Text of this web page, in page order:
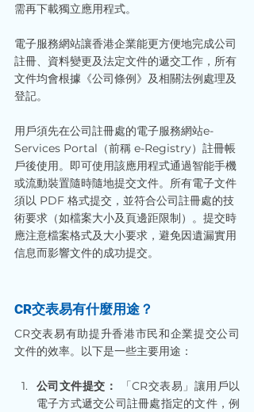
需再下載獨立應用程式。
電子服務網站讓香港企業能更方便地完成公司
註冊、資料變更及法定文件的遞交工作，所有
文件均會根據《公司條例》及相關法例處理及
登記。
用戶須先在公司註冊處的電子服務網站e-
Services Portal（前稱 e-Registry）註冊帳
戶後使用。即可使用該應用程式通過智能手機
或流動裝置隨時隨地提交文件。所有電子文件
須以 PDF 格式提交，並符合公司註冊處的技
術要求（如檔案大小及頁邊距限制）。提交時
應注意檔案格式及大小要求，避免因遺漏實用
信息而影響文件的成功提交。
CR交表易有什麼用途？
CR交表易有助提升香港市民和企業提交公司
文件的效率。以下是一些主要用途：
公司文件提交：
「CR交表易」讓用戶以
電子方式遞交公司註冊處指定的文件，例